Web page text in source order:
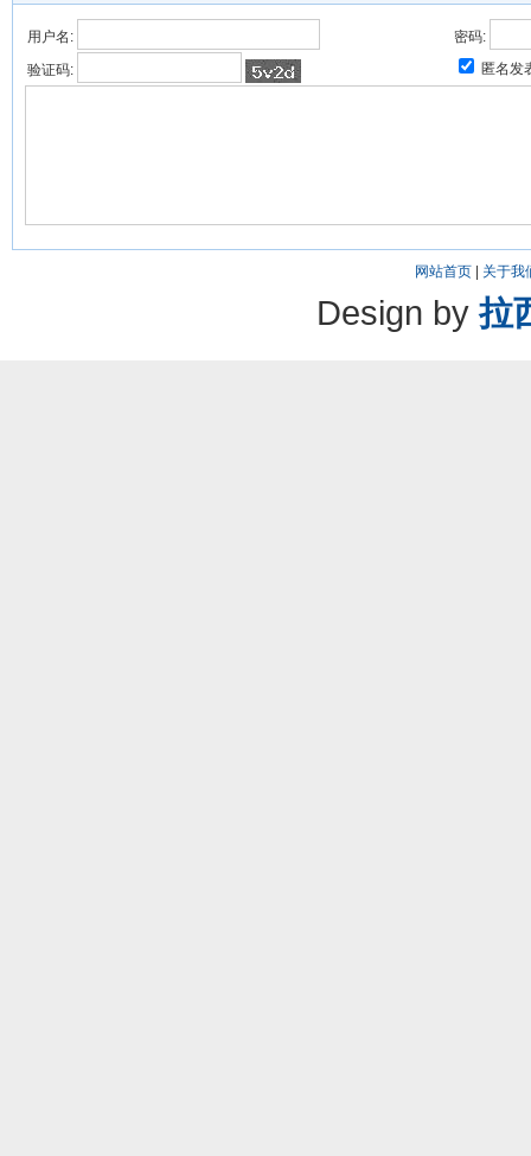
用户名:
密码:
验证码:
匿名发
网站首页| 关于我
Design by拉